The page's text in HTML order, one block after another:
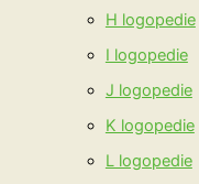
H logopedie
I logopedie
J logopedie
K logopedie
L logopedie